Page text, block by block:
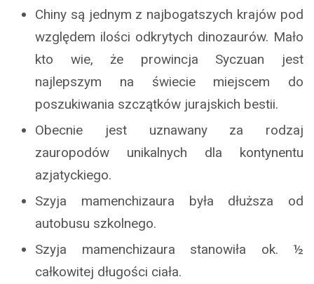
Chiny są jednym z najbogatszych krajów pod
względem ilości odkrytych dinozaurów. Mało
kto wie, że prowincja Syczuan jest
najlepszym na świecie miejscem do
poszukiwania szczątków jurajskich bestii.
Obecnie jest uznawany za rodzaj
zauropodów unikalnych dla kontynentu
azjatyckiego.
Szyja mamenchizaura była dłuższa od
autobusu szkolnego.
Szyja mamenchizaura stanowiła ok. ½
całkowitej długości ciała.